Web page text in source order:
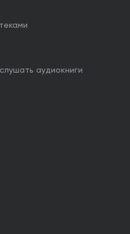
аудиокниги